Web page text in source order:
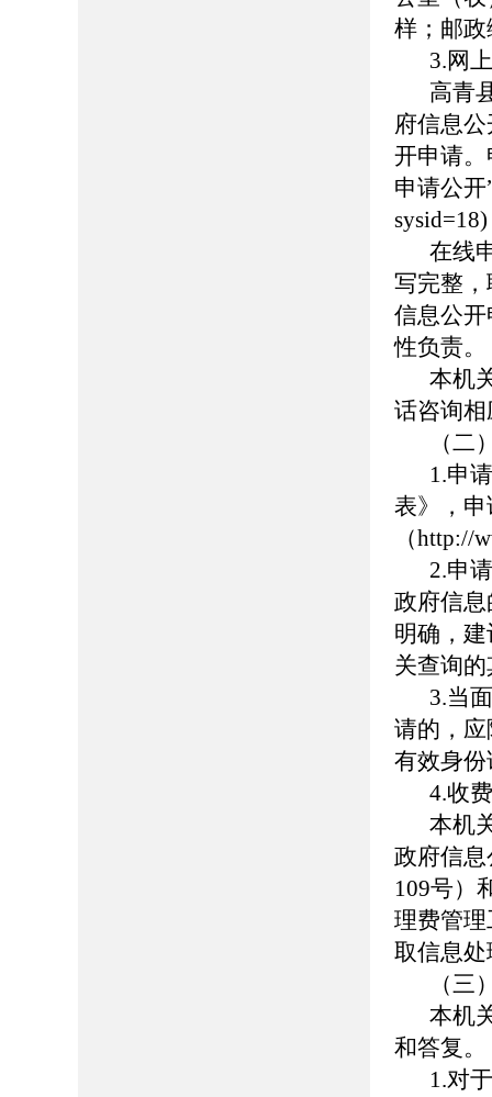
样；邮政
3.网
高青
府信息
开申请
申请公开
在线
写完整
信息公
性负责
本机
话咨询
（二
1.申
表》，
（http://
2.申
政府信
明确，
关查询
3.当
请的，
有效身
4.收
本机
政府信
109号）
理费管
取信息
（
本机
和答复。
1.对